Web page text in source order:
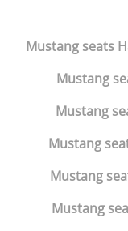
Mustang seats
Mustang
Mustang
Mustang
Mustang
Mustang